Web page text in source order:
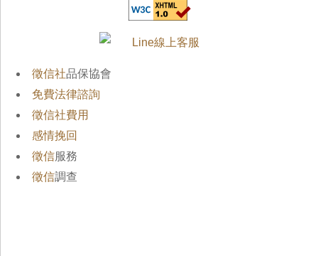
徵信社品保協會
免費法律諮詢
徵信社費用
感情挽回
徵信服務
徵信調查